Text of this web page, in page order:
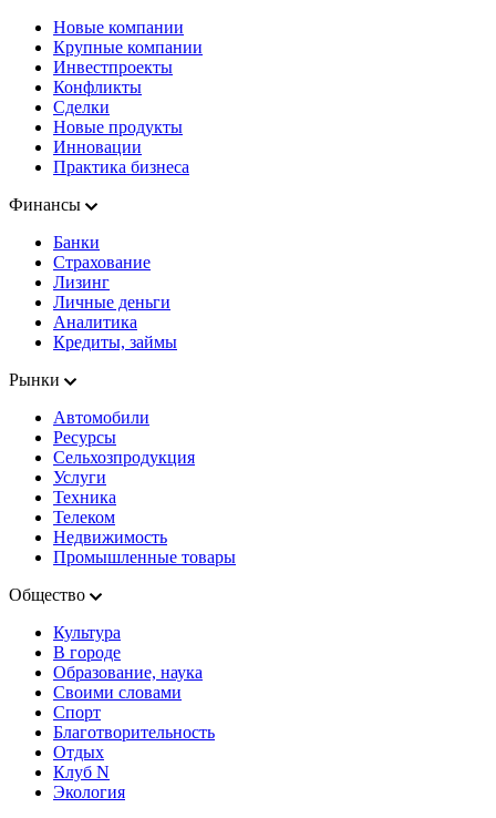
Новые компании
Крупные компании
Инвестпроекты
Конфликты
Сделки
Новые продукты
Инновации
Практика бизнеса
Финансы
Банки
Страхование
Лизинг
Личные деньги
Аналитика
Кредиты, займы
Рынки
Автомобили
Ресурсы
Сельхозпродукция
Услуги
Техника
Телеком
Недвижимость
Промышленные товары
Общество
Культура
В городе
Образование, наука
Своими словами
Спорт
Благотворительность
Отдых
Клуб N
Экология